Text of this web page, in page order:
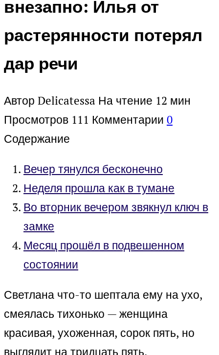
внезапно: Илья от
растерянности потерял
дар речи
Автор Delicatessa На чтение 12 мин
Просмотров 111 Комментарии 0
Содержание
Вечер тянулся бесконечно
Неделя прошла как в тумане
Во вторник вечером звякнул ключ в
замке
Месяц прошёл в подвешенном
состоянии
Светлана что-то шептала ему на ухо,
смеялась тихонько — женщина
красивая, ухоженная, сорок пять, но
выглядит на тридцать пять.